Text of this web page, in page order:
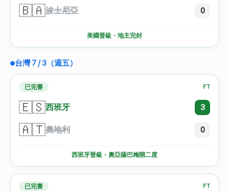
🇧🇦波士尼亞 0
美國晉級・地主完封
台灣 7 / 3（週五）
已完賽 FT
🇪🇸西班牙 3
🇦🇹奧地利 0
西班牙晉級・奧亞薩巴梅開二度
已完賽 FT